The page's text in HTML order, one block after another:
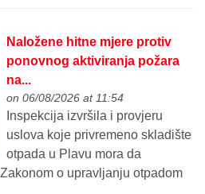
Naložene hitne mjere protiv
ponovnog aktiviranja požara
na...
on 06/08/2026 at 11:54
Inspekcija izvršila i provjeru
uslova koje privremeno skladište
otpada u Plavu mora da
o upravljanju otpadom